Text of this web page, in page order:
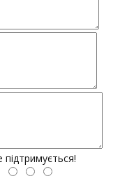
підтримується!